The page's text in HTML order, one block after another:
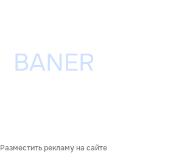
Разместить рекламу на сайте